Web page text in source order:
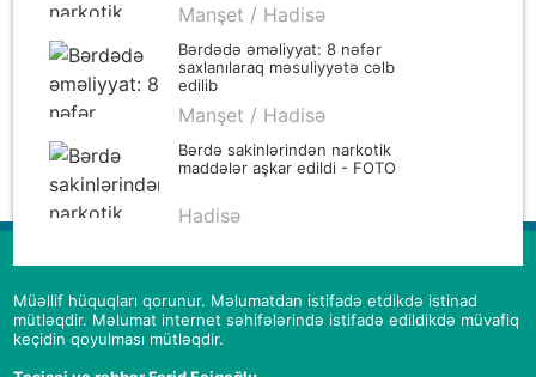
Manşet / Hadisə
Bərdədə əməliyyat: 8 nəfər
saxlanılaraq məsuliyyətə cəlb
edilib
Manşet / Hadisə
Bərdə sakinlərindən narkotik
maddələr aşkar edildi - FOTO
Hadisə
Müəllif hüquqları qorunur. Məlumatdan istifadə etdikdə istinad
mütləqdir. Məlumat internet səhifələrində istifadə edildikdə müvafiq
keçidin qoyulması mütləqdir.